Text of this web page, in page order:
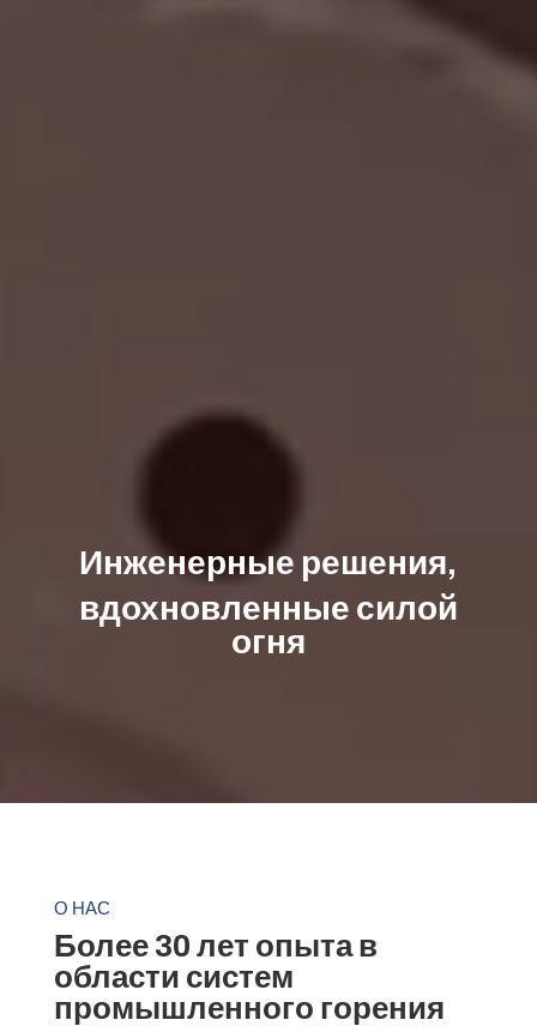
Инженерные решения,
вдохновленные силой
огня
О НАС
Более 30 лет опыта в
области систем
промышленного горения